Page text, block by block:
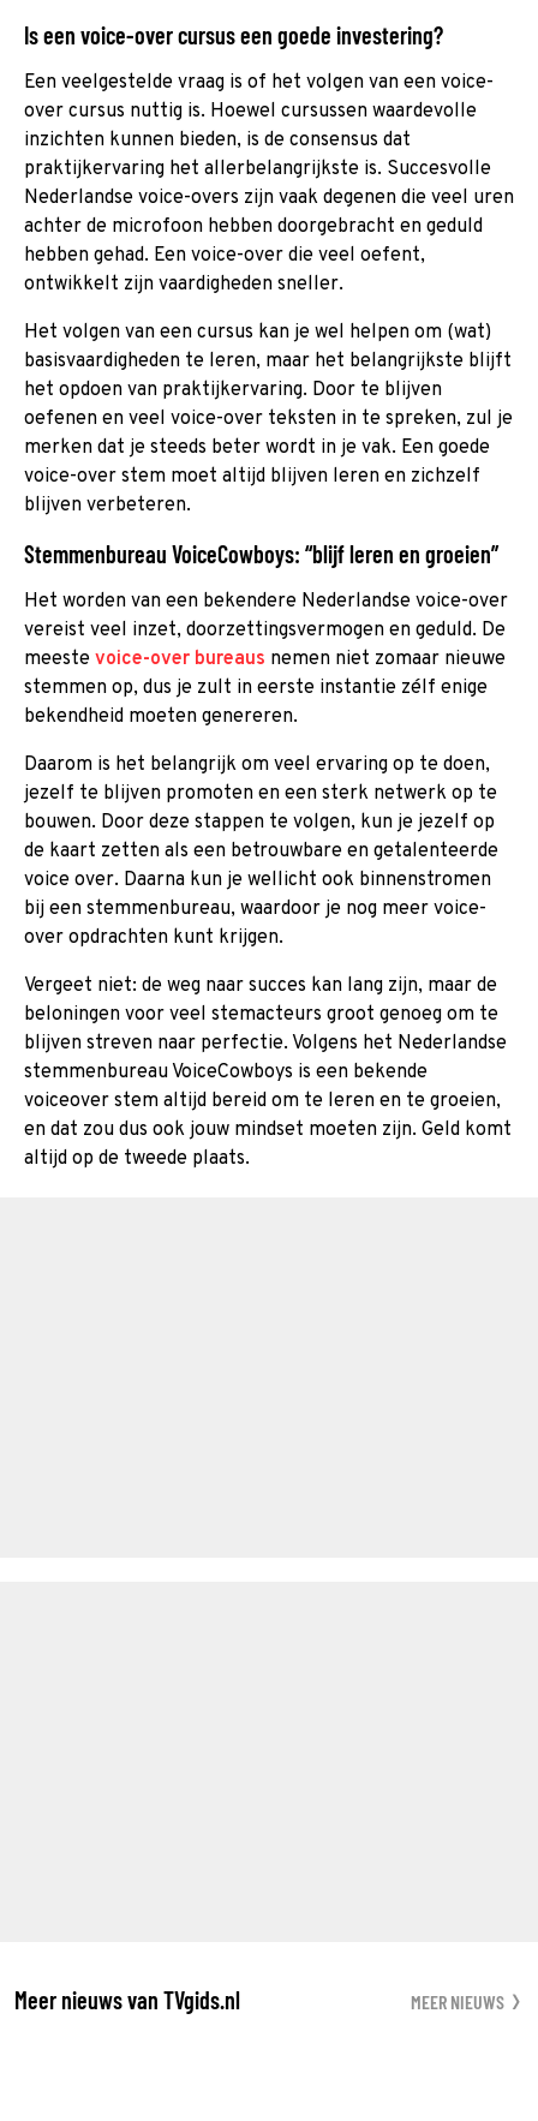
Is een voice-over cursus een goede investering?
Een veelgestelde vraag is of het volgen van een voice-
over cursus nuttig is. Hoewel cursussen waardevolle
inzichten kunnen bieden, is de consensus dat
praktijkervaring het allerbelangrijkste is. Succesvolle
Nederlandse voice-overs zijn vaak degenen die veel uren
achter de microfoon hebben doorgebracht en geduld
hebben gehad. Een voice-over die veel oefent,
ontwikkelt zijn vaardigheden sneller.
Het volgen van een cursus kan je wel helpen om (wat)
basisvaardigheden te leren, maar het belangrijkste blijft
het opdoen van praktijkervaring. Door te blijven
oefenen en veel voice-over teksten in te spreken, zul je
merken dat je steeds beter wordt in je vak. Een goede
voice-over stem moet altijd blijven leren en zichzelf
blijven verbeteren.
Stemmenbureau VoiceCowboys: “blijf leren en groeien”
Het worden van een bekendere Nederlandse voice-over
vereist veel inzet, doorzettingsvermogen en geduld. De
meeste voice-over bureaus nemen niet zomaar nieuwe
stemmen op, dus je zult in eerste instantie zélf enige
bekendheid moeten genereren.
Daarom is het belangrijk om veel ervaring op te doen,
jezelf te blijven promoten en een sterk netwerk op te
bouwen. Door deze stappen te volgen, kun je jezelf op
de kaart zetten als een betrouwbare en getalenteerde
voice over. Daarna kun je wellicht ook binnenstromen
bij een stemmenbureau, waardoor je nog meer voice-
over opdrachten kunt krijgen.
Vergeet niet: de weg naar succes kan lang zijn, maar de
beloningen voor veel stemacteurs groot genoeg om te
blijven streven naar perfectie. Volgens het Nederlandse
stemmenbureau VoiceCowboys is een bekende
voiceover stem altijd bereid om te leren en te groeien,
en dat zou dus ook jouw mindset moeten zijn. Geld komt
altijd op de tweede plaats.
Meer nieuws van TVgids.nl MEER NIEUWS